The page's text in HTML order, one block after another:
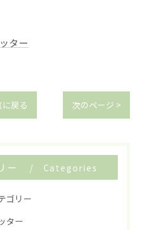
ター
戻る 次のページ >
ー Categories
ゴリー
ター
軽に質問してください！